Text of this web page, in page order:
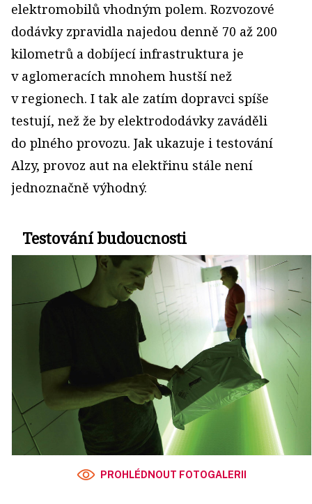
elektromobilů vhodným polem. Rozvozové
dodávky zpravidla najedou denně 70 až 200
kilometrů a dobíjecí infrastruktura je
v aglomeracích mnohem hustší než
v regionech. I tak ale zatím dopravci spíše
testují, než že by elektrododávky zaváděli
do plného provozu. Jak ukazuje i testování
Alzy, provoz aut na elektřinu stále není
jednoznačně výhodný.
Testování budoucnosti
PROHLÉDNOUT FOTOGALERII